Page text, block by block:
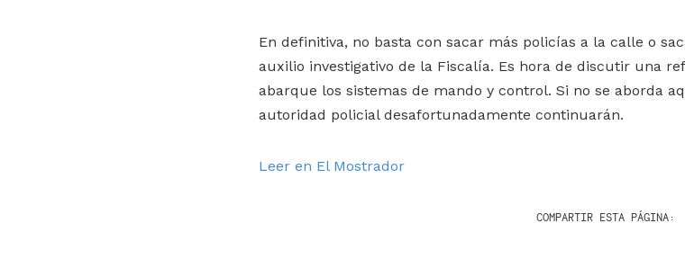
En definitiva, no basta con sacar más policías a la calle o
auxilio investigativo de la Fiscalía. Es hora de discutir una
abarque los sistemas de mando y control. Si no se aborda
autoridad policial desafortunadamente continuarán.
Leer en El Mostrador
COMPARTIR ESTA PÁGINA: